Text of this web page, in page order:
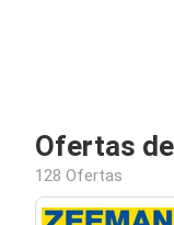
Ofertas
128 Ofertas